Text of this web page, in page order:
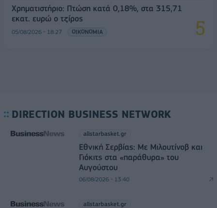
Χρηματιστήριο: Πτώση κατά 0,18%, στα 315,71
εκατ. ευρώ ο τζίρος
05/08/2026 - 18:27 ΟΙΚΟΝΟΜΙΑ
DIRECTION BUSINESS NETWORK
allstarbasket.gr
Εθνική Σερβίας: Με Μιλουτίνοβ και
Γιόκιτς στα «παράθυρα» του
Αυγούστου
06/08/2026 - 13:40
allstarbasket.gr